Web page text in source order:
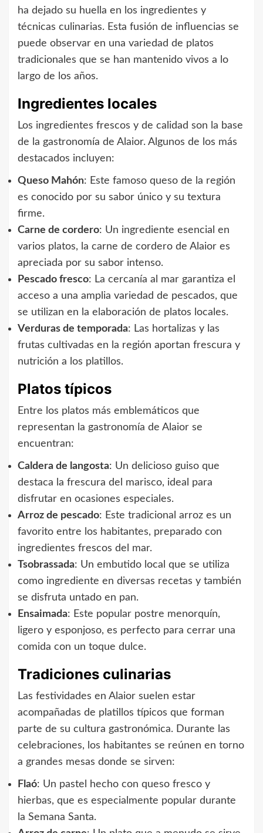
ha dejado su huella en los ingredientes y
técnicas culinarias. Esta fusión de influencias se
puede observar en una variedad de platos
tradicionales que se han mantenido vivos a lo
largo de los años.
Ingredientes locales
Los ingredientes frescos y de calidad son la base
de la gastronomía de Alaior. Algunos de los más
destacados incluyen:
Queso Mahón: Este famoso queso de la región
es conocido por su sabor único y su textura
firme.
Carne de cordero: Un ingrediente esencial en
varios platos, la carne de cordero de Alaior es
apreciada por su sabor intenso.
Pescado fresco: La cercanía al mar garantiza el
acceso a una amplia variedad de pescados, que
se utilizan en la elaboración de platos locales.
Verduras de temporada: Las hortalizas y las
frutas cultivadas en la región aportan frescura y
nutrición a los platillos.
Platos típicos
Entre los platos más emblemáticos que
representan la gastronomía de Alaior se
encuentran:
Caldera de langosta: Un delicioso guiso que
destaca la frescura del marisco, ideal para
disfrutar en ocasiones especiales.
Arroz de pescado: Este tradicional arroz es un
favorito entre los habitantes, preparado con
ingredientes frescos del mar.
Tsobrassada: Un embutido local que se utiliza
como ingrediente en diversas recetas y también
se disfruta untado en pan.
Ensaimada: Este popular postre menorquín,
ligero y esponjoso, es perfecto para cerrar una
comida con un toque dulce.
Tradiciones culinarias
Las festividades en Alaior suelen estar
acompañadas de platillos típicos que forman
parte de su cultura gastronómica. Durante las
celebraciones, los habitantes se reúnen en torno
a grandes mesas donde se sirven:
Flaó: Un pastel hecho con queso fresco y
hierbas, que es especialmente popular durante
la Semana Santa.